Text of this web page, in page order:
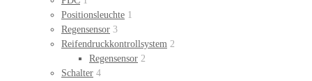
Positionsleuchte 1
Regensensor 3
Reifendruckkontrollsystem 2
Regensensor 2
Schalter 4